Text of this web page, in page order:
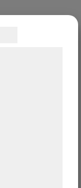
har du möjlighet att
av varor
oss direkt på
STR:s praxis
m.m. Du
eller på
med beställningen.
av din
av dina